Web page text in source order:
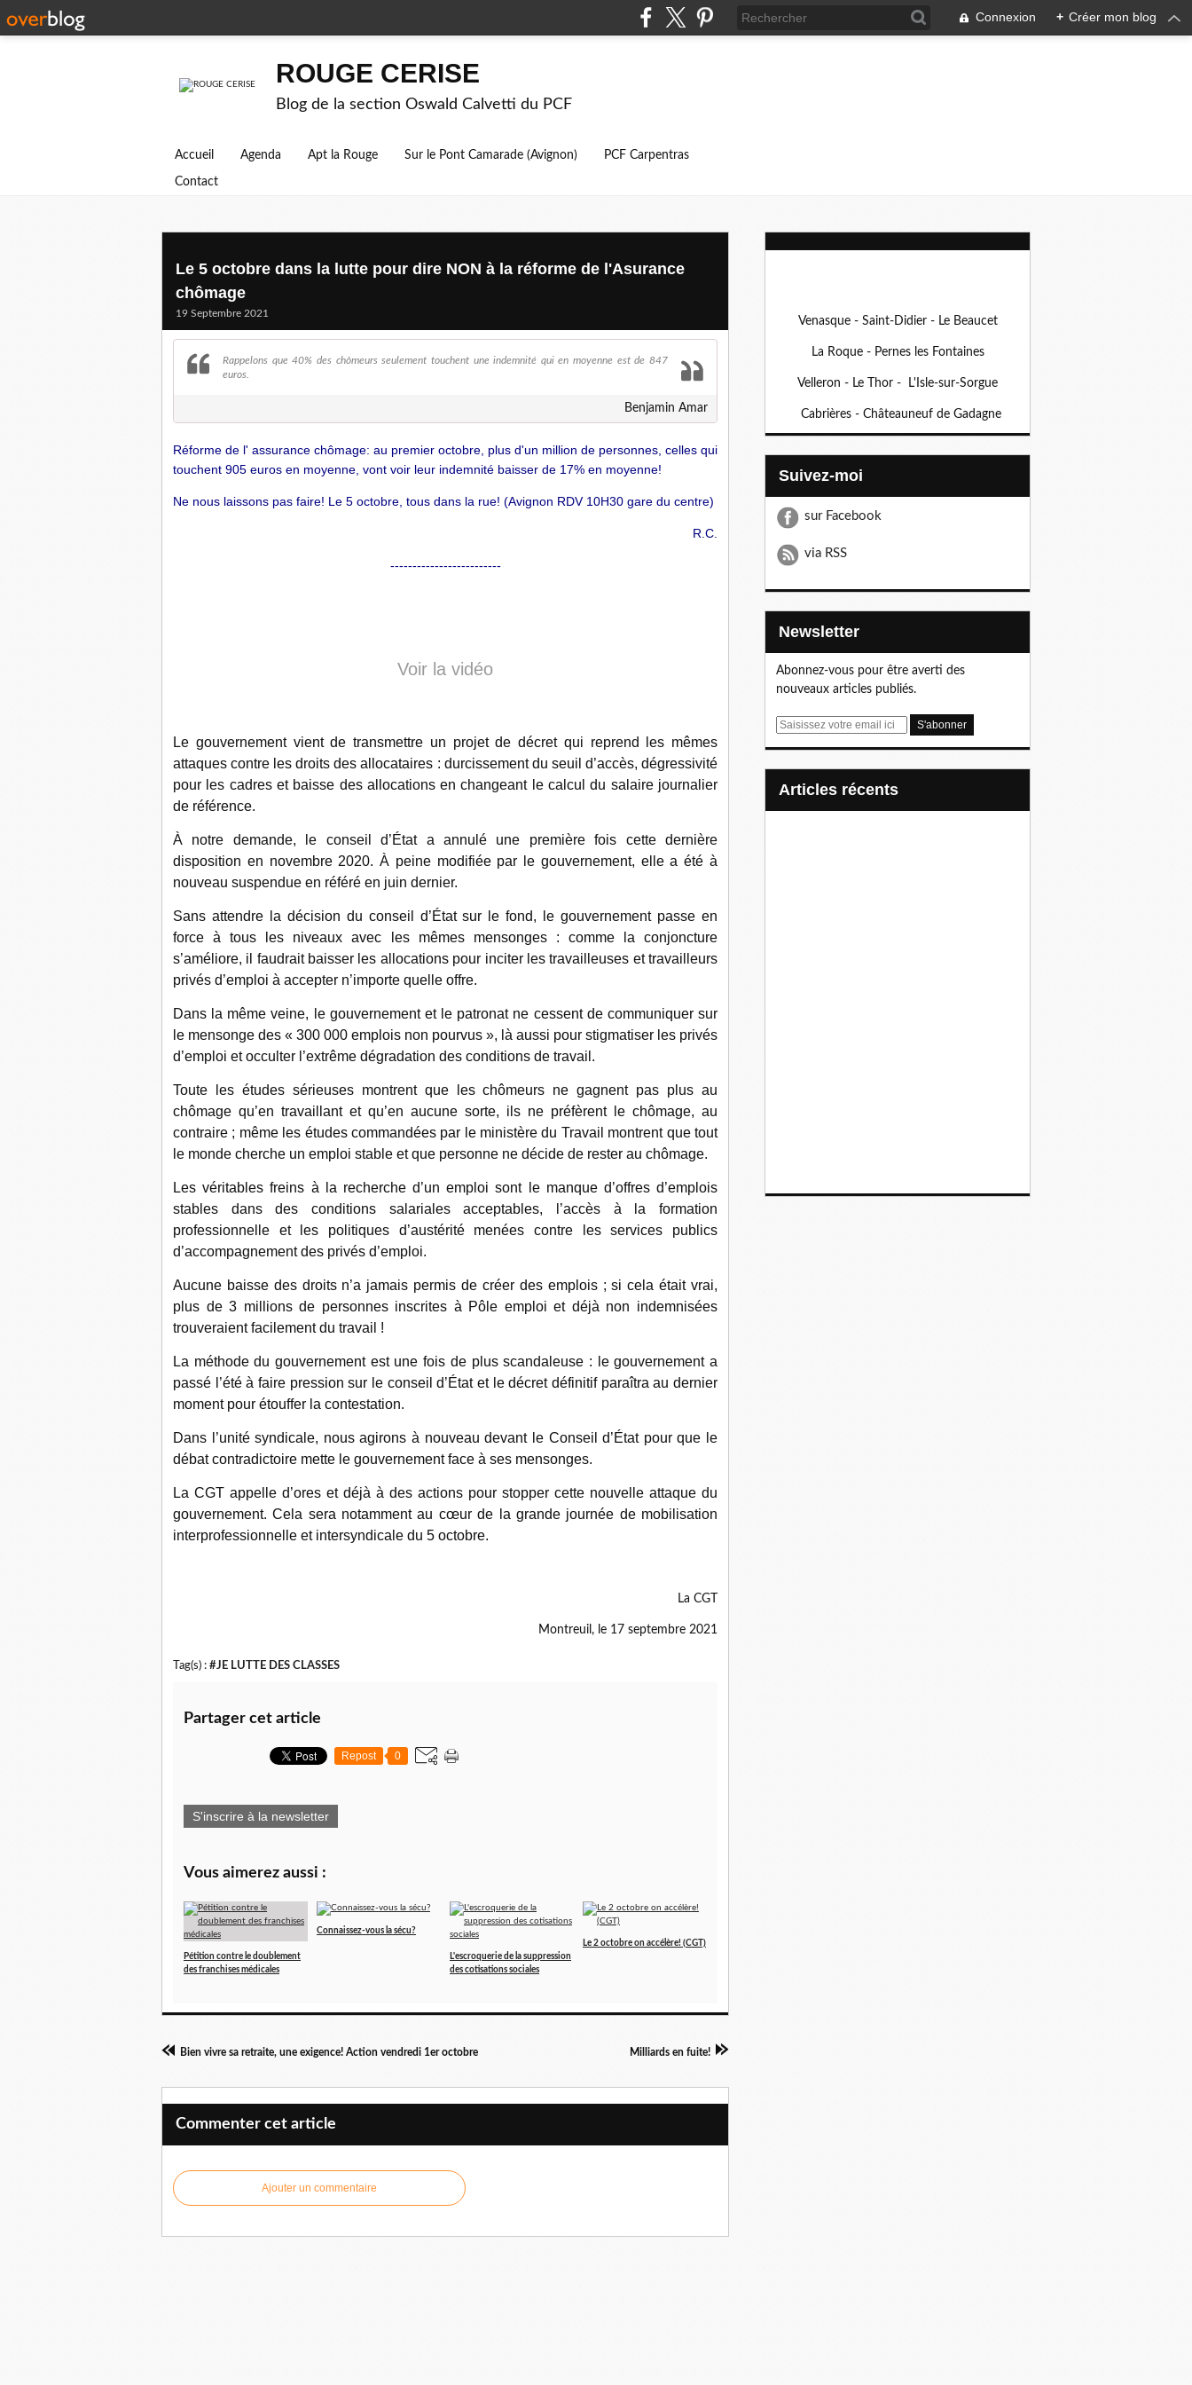
Connexion + Créer mon blog
ROUGE CERISE
Blog de la section Oswald Calvetti du PCF
Accueil Agenda Apt la Rouge Sur le Pont Camarade (Avignon) PCF Carpentras
Contact
Le 5 octobre dans la lutte pour dire NON à la réforme de l'Asurance
chômage
19 Septembre 2021
Rappelons que 40% des chômeurs seulement touchent une indemnité qui en moyenne est de 847
euros.
Benjamin Amar
Réforme de l' assurance chômage: au premier octobre, plus d'un million de personnes, celles qui
touchent 905 euros en moyenne, vont voir leur indemnité baisser de 17% en moyenne!
Ne nous laissons pas faire! Le 5 octobre, tous dans la rue! (Avignon RDV 10H30 gare du centre)
R.C.
-------------------------
Voir la vidéo
Le gouvernement vient de transmettre un projet de décret qui reprend les mêmes
attaques contre les droits des allocataires : durcissement du seuil d’accès, dégressivité
pour les cadres et baisse des allocations en changeant le calcul du salaire journalier
de référence.
À notre demande, le conseil d’État a annulé une première fois cette dernière
disposition en novembre 2020. À peine modifiée par le gouvernement, elle a été à
nouveau suspendue en référé en juin dernier.
Sans attendre la décision du conseil d’État sur le fond, le gouvernement passe en
force à tous les niveaux avec les mêmes mensonges : comme la conjoncture
s’améliore, il faudrait baisser les allocations pour inciter les travailleuses et travailleurs
privés d’emploi à accepter n’importe quelle offre.
Dans la même veine, le gouvernement et le patronat ne cessent de communiquer sur
le mensonge des « 300 000 emplois non pourvus », là aussi pour stigmatiser les privés
d’emploi et occulter l’extrême dégradation des conditions de travail.
Toute les études sérieuses montrent que les chômeurs ne gagnent pas plus au
chômage qu’en travaillant et qu’en aucune sorte, ils ne préfèrent le chômage, au
contraire ; même les études commandées par le ministère du Travail montrent que tout
le monde cherche un emploi stable et que personne ne décide de rester au chômage.
Les véritables freins à la recherche d’un emploi sont le manque d’offres d’emplois
stables dans des conditions salariales acceptables, l’accès à la formation
professionnelle et les politiques d’austérité menées contre les services publics
d’accompagnement des privés d’emploi.
Aucune baisse des droits n’a jamais permis de créer des emplois ; si cela était vrai,
plus de 3 millions de personnes inscrites à Pôle emploi et déjà non indemnisées
trouveraient facilement du travail !
La méthode du gouvernement est une fois de plus scandaleuse : le gouvernement a
passé l’été à faire pression sur le conseil d’État et le décret définitif paraîtra au dernier
moment pour étouffer la contestation.
Dans l’unité syndicale, nous agirons à nouveau devant le Conseil d’État pour que le
débat contradictoire mette le gouvernement face à ses mensonges.
La CGT appelle d’ores et déjà à des actions pour stopper cette nouvelle attaque du
gouvernement. Cela sera notamment au cœur de la grande journée de mobilisation
interprofessionnelle et intersyndicale du 5 octobre.
La CGT
Montreuil, le 17 septembre 2021
Tag(s) : #JE LUTTE DES CLASSES
Partager cet article
Repost 0
S'inscrire à la newsletter
Vous aimerez aussi :
Pétition contre le doublement
des franchises médicales
Connaissez-vous la sécu?
L'escroquerie de la suppression
des cotisations sociales
Le 2 octobre on accélère! (CGT)
Bien vivre sa retraite, une exigence! Action vendredi 1er octobre Milliards en fuite!
Commenter cet article
Ajouter un commentaire
Venasque - Saint-Didier - Le Beaucet
La Roque - Pernes les Fontaines
Velleron - Le Thor - L'Isle-sur-Sorgue
Cabrières - Châteauneuf de Gadagne
Suivez-moi
sur Facebook
via RSS
Newsletter
Abonnez-vous pour être averti des
nouveaux articles publiés.
E
articles récents